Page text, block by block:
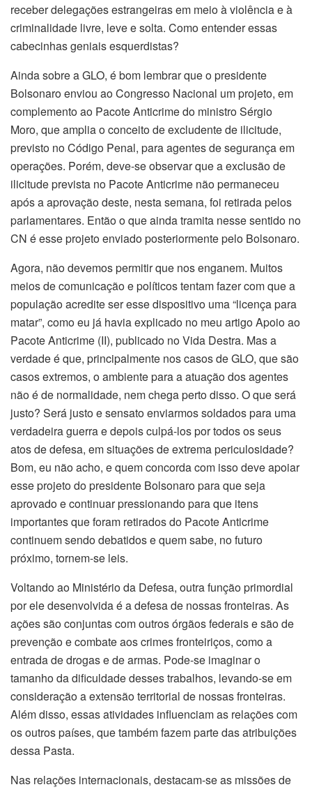
receber delegações estrangeiras em meio à violência e à
criminalidade livre, leve e solta. Como entender essas
cabecinhas geniais esquerdistas?
Ainda sobre a GLO, é bom lembrar que o presidente
Bolsonaro enviou ao Congresso Nacional um projeto, em
complemento ao Pacote Anticrime do ministro Sérgio
Moro, que amplia o conceito de excludente de ilicitude,
previsto no Código Penal, para agentes de segurança em
operações. Porém, deve-se observar que a exclusão de
ilicitude prevista no Pacote Anticrime não permaneceu
após a aprovação deste, nesta semana, foi retirada pelos
parlamentares. Então o que ainda tramita nesse sentido no
CN é esse projeto enviado posteriormente pelo Bolsonaro.
Agora, não devemos permitir que nos enganem. Muitos
meios de comunicação e políticos tentam fazer com que a
população acredite ser esse dispositivo uma “licença para
matar”, como eu já havia explicado no meu artigo Apoio ao
Pacote Anticrime (II), publicado no Vida Destra. Mas a
verdade é que, principalmente nos casos de GLO, que são
casos extremos, o ambiente para a atuação dos agentes
não é de normalidade, nem chega perto disso. O que será
justo? Será justo e sensato enviarmos soldados para uma
verdadeira guerra e depois culpá-los por todos os seus
atos de defesa, em situações de extrema periculosidade?
Bom, eu não acho, e quem concorda com isso deve apoiar
esse projeto do presidente Bolsonaro para que seja
aprovado e continuar pressionando para que itens
importantes que foram retirados do Pacote Anticrime
continuem sendo debatidos e quem sabe, no futuro
próximo, tornem-se leis.
Voltando ao Ministério da Defesa, outra função primordial
por ele desenvolvida é a defesa de nossas fronteiras. As
ações são conjuntas com outros órgãos federais e são de
prevenção e combate aos crimes fronteiriços, como a
entrada de drogas e de armas. Pode-se imaginar o
tamanho da dificuldade desses trabalhos, levando-se em
consideração a extensão territorial de nossas fronteiras.
Além disso, essas atividades influenciam as relações com
os outros países, que também fazem parte das atribuições
dessa Pasta.
Nas relações internacionais, destacam-se as missões de